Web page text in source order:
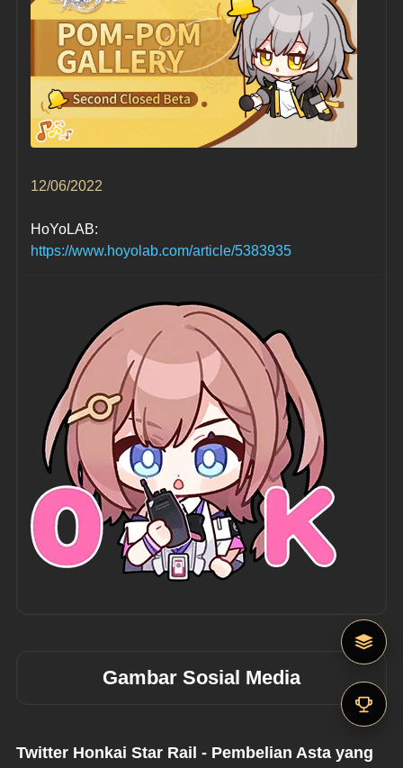
12/06/2022
HoYoLAB:
https://www.hoyolab.com/article/5383935
Gambar Sosial Media
Twitter Honkai Star Rail - Pembelian Asta yang